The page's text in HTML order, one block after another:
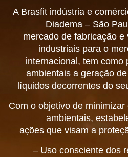
A Brasfit indústria e
Diadema – São
mercado de fabricação
industriais para o
internacional, tem como
ambientais a geração
líquidos decorrentes do
Com o objetivo de
ambientais,
ações que visam a
– Uso consciente dos